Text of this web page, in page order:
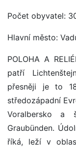
Počet obyvatel:
Hlavní město:
POLOHA A
patří
přesněji je to
středozápadní
Voralbersko a
Graubünden.
říká, leží v